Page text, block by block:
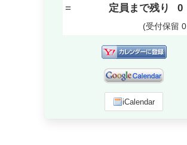
=
定員まで残り 0
(受付保留 0
iCalendar